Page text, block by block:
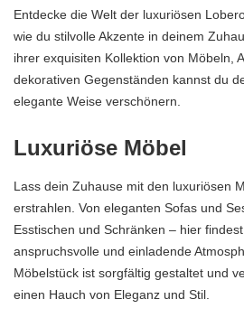
Entdecke die Welt der luxuriösen
wie du stilvolle Akzente in deinem
ihrer exquisiten Kollektion von Möbeln,
dekorativen Gegenständen kannst du
elegante Weise verschönern.
Luxuriöse Möbel
Lass dein Zuhause mit den luxuriösen
erstrahlen. Von eleganten Sofas und
Esstischen und Schränken – hier
anspruchsvolle und einladende
Möbelstück ist sorgfältig gestaltet und
einen Hauch von Eleganz und Stil.